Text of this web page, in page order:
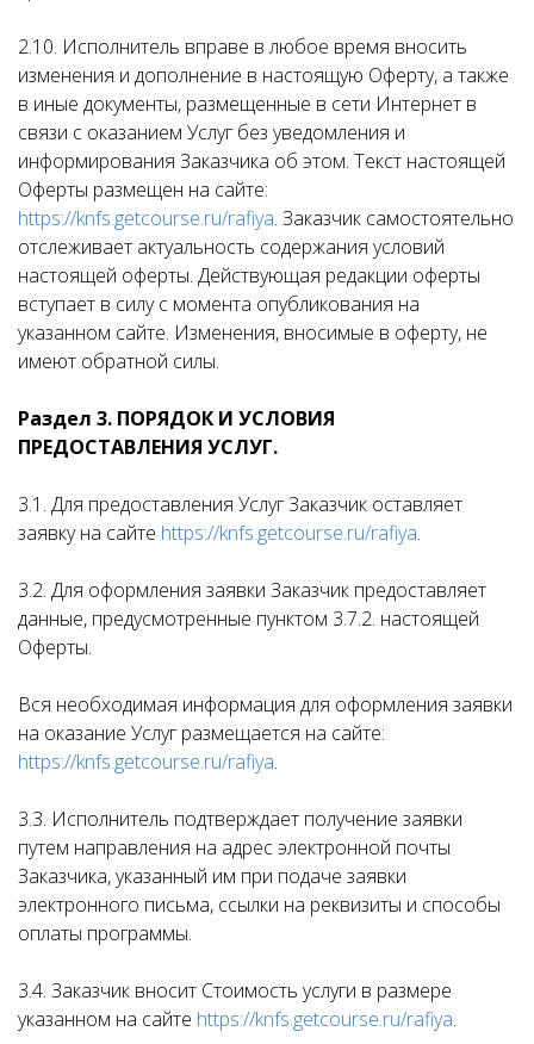
2.10. Исполнитель вправе в любое время вносить
изменения и дополнение в настоящую Оферту, а также
в иные документы, размещенные в сети Интернет в
связи с оказанием Услуг без уведомления и
информирования Заказчика об этом. Текст настоящей
Оферты размещен на сайте:
https://knfs.getcourse.ru/rafiya. Заказчик самостоятельно
отслеживает актуальность содержания условий
настоящей оферты. Действующая редакции оферты
вступает в силу с момента опубликования на
указанном сайте. Изменения, вносимые в оферту, не
имеют обратной силы.
Раздел 3. ПОРЯДОК И УСЛОВИЯ
ПРЕДОСТАВЛЕНИЯ УСЛУГ.
3.1. Для предоставления Услуг Заказчик оставляет
заявку на сайте https://knfs.getcourse.ru/rafiya.
3.2. Для оформления заявки Заказчик предоставляет
данные, предусмотренные пунктом 3.7.2. настоящей
Оферты.
Вся необходимая информация для оформления заявки
на оказание Услуг размещается на сайте:
https://knfs.getcourse.ru/rafiya.
3.3. Исполнитель подтверждает получение заявки
путем направления на адрес электронной почты
Заказчика, указанный им при подаче заявки
электронного письма, ссылки на реквизиты и способы
оплаты программы.
3.4. Заказчик вносит Стоимость услуги в размере
указанном на сайте https://knfs.getcourse.ru/rafiya.